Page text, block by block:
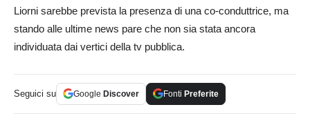
Liorni sarebbe prevista la presenza di una co-conduttrice, ma
stando alle ultime news pare che non sia stata ancora
individuata dai vertici della tv pubblica.
Seguici su Google Discover Fonti Preferite